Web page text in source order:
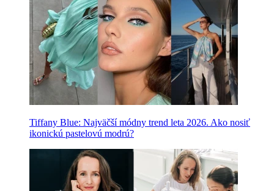
Tiffany Blue: Najväčší módny trend leta 2026. Ako nosiť
ikonickú pastelovú modrú?